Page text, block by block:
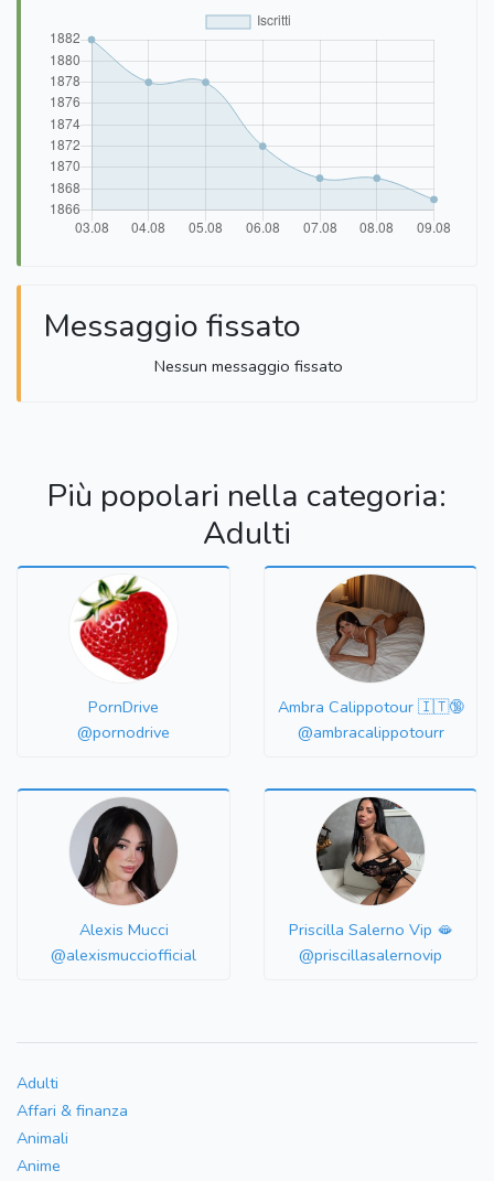
Messaggio fissato
Nessun messaggio fissato
Più popolari nella categoria:
Adulti
PornDrive
@pornodrive
Ambra Calippotour 🇮🇹🔞
@ambracalippotourr
Alexis Mucci
@alexismucciofficial
Priscilla Salerno Vip 🫦
@priscillasalernovip
Adulti
Affari & finanza
Animali
Anime